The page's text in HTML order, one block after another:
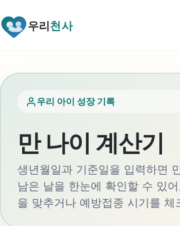
우리천사
우리 아이 성장 기록
만 나이 계산기
생년월일과 기준일을 입력하면
남은 날을 한눈에 확인할 수 있
을 맞추거나 예방접종 시기를 체